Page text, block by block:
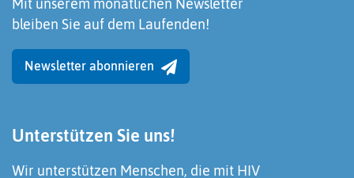
bleiben Sie auf dem Laufenden!
Newsletter abonnieren
Unterstützen Sie uns!
Wir unterstützen Menschen, die mit HIV